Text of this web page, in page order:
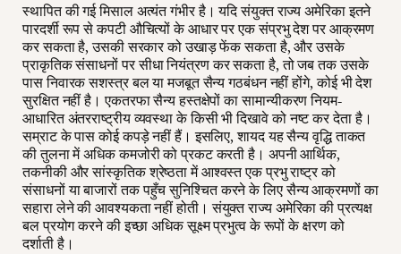
स्थापित की गई मिसाल अत्यंत गंभीर है। यदि संयुक्त राज्य अमेरिका इतने
पारदर्शी रूप से कपटी औचित्यों के आधार पर एक संप्रभु देश पर आक्रमण
कर सकता है, उसकी सरकार को उखाड़ फेंक सकता है, और उसके
प्राकृतिक संसाधनों पर सीधा नियंत्रण कर सकता है, तो जब तक उसके
पास निवारक सशस्त्र बल या मजबूत सैन्य गठबंधन नहीं होंगे, कोई भी देश
सुरक्षित नहीं है। एकतरफा सैन्य हस्तक्षेपों का सामान्यीकरण नियम-
आधारित अंतरराष्ट्रीय व्यवस्था के किसी भी दिखावे को नष्ट कर देता है।
सम्राट के पास कोई कपड़े नहीं हैं। इसलिए, शायद यह सैन्य वृद्धि ताकत
की तुलना में अधिक कमजोरी को प्रकट करती है। अपनी आर्थिक,
तकनीकी और सांस्कृतिक श्रेष्ठता में आश्वस्त एक प्रभु राष्ट्र को
संसाधनों या बाजारों तक पहुँच सुनिश्चित करने के लिए सैन्य आक्रमणों का
सहारा लेने की आवश्यकता नहीं होती। संयुक्त राज्य अमेरिका की प्रत्यक्ष
बल प्रयोग करने की इच्छा अधिक सूक्ष्म प्रभुत्व के रूपों के क्षरण को
दर्शाती है।